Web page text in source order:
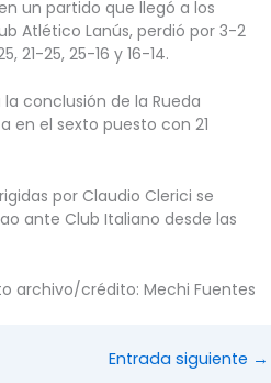
un partido que llegó a los
Atlético Lanús, perdió por 3-2
21-25, 25-16 y 16-14.
conclusión de la Rueda
en el sexto puesto con 21
por Claudio Clerici se
ante Club Italiano desde las
archivo/crédito: Mechi Fuentes
Entrada siguiente →